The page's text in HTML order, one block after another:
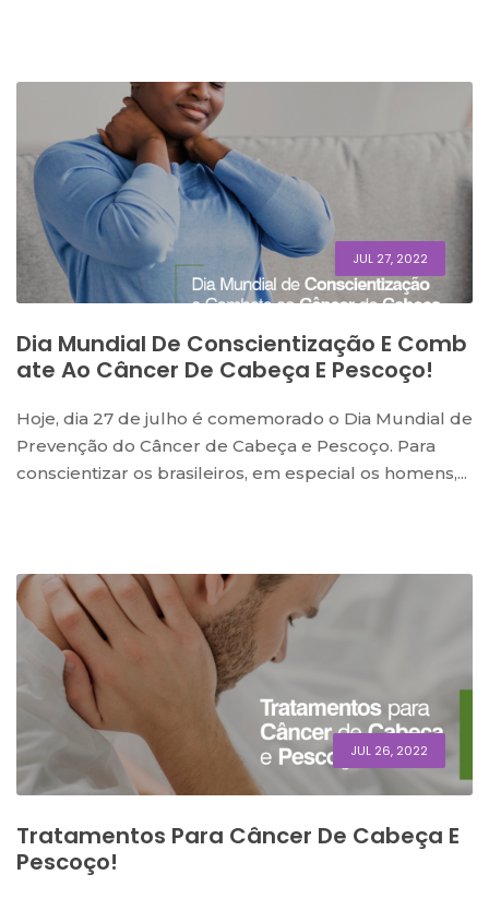
JUL 27, 2022
Dia Mundial De Conscientização E Comb
Ate Ao Câncer De Cabeça E Pescoço!
Hoje, dia 27 de julho é comemorado o Dia Mundial de
Prevenção do Câncer de Cabeça e Pescoço. Para
conscientizar os brasileiros, em especial os homens,...
JUL 26, 2022
Tratamentos Para Câncer De Cabeça E
Pescoço!